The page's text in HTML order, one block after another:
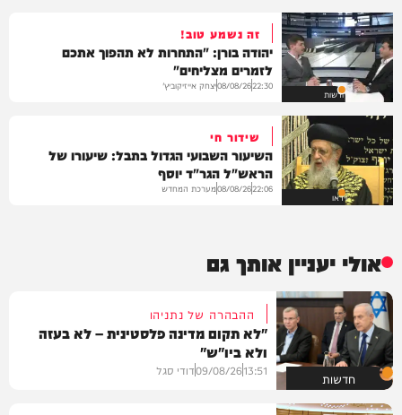
חדשות
זה נשמע טוב!
יהודה בורן: "התחרות לא תהפוך אתכם
לזמרים מצליחים"
22:30
08/08/26יצחק אייזיקוביץ'
וידאו
שידור חי
השיעור השבועי הגדול בתבל: שיעורו של
הראש"ל הגר"ד יוסף
22:06
08/08/26מערכת המחדש
אולי יעניין אותך גם
חדשות
ההבהרה של נתניהו
"לא תקום מדינה פלסטינית – לא בעזה
ולא ביו"ש"
13:51
09/08/26דודי סגל